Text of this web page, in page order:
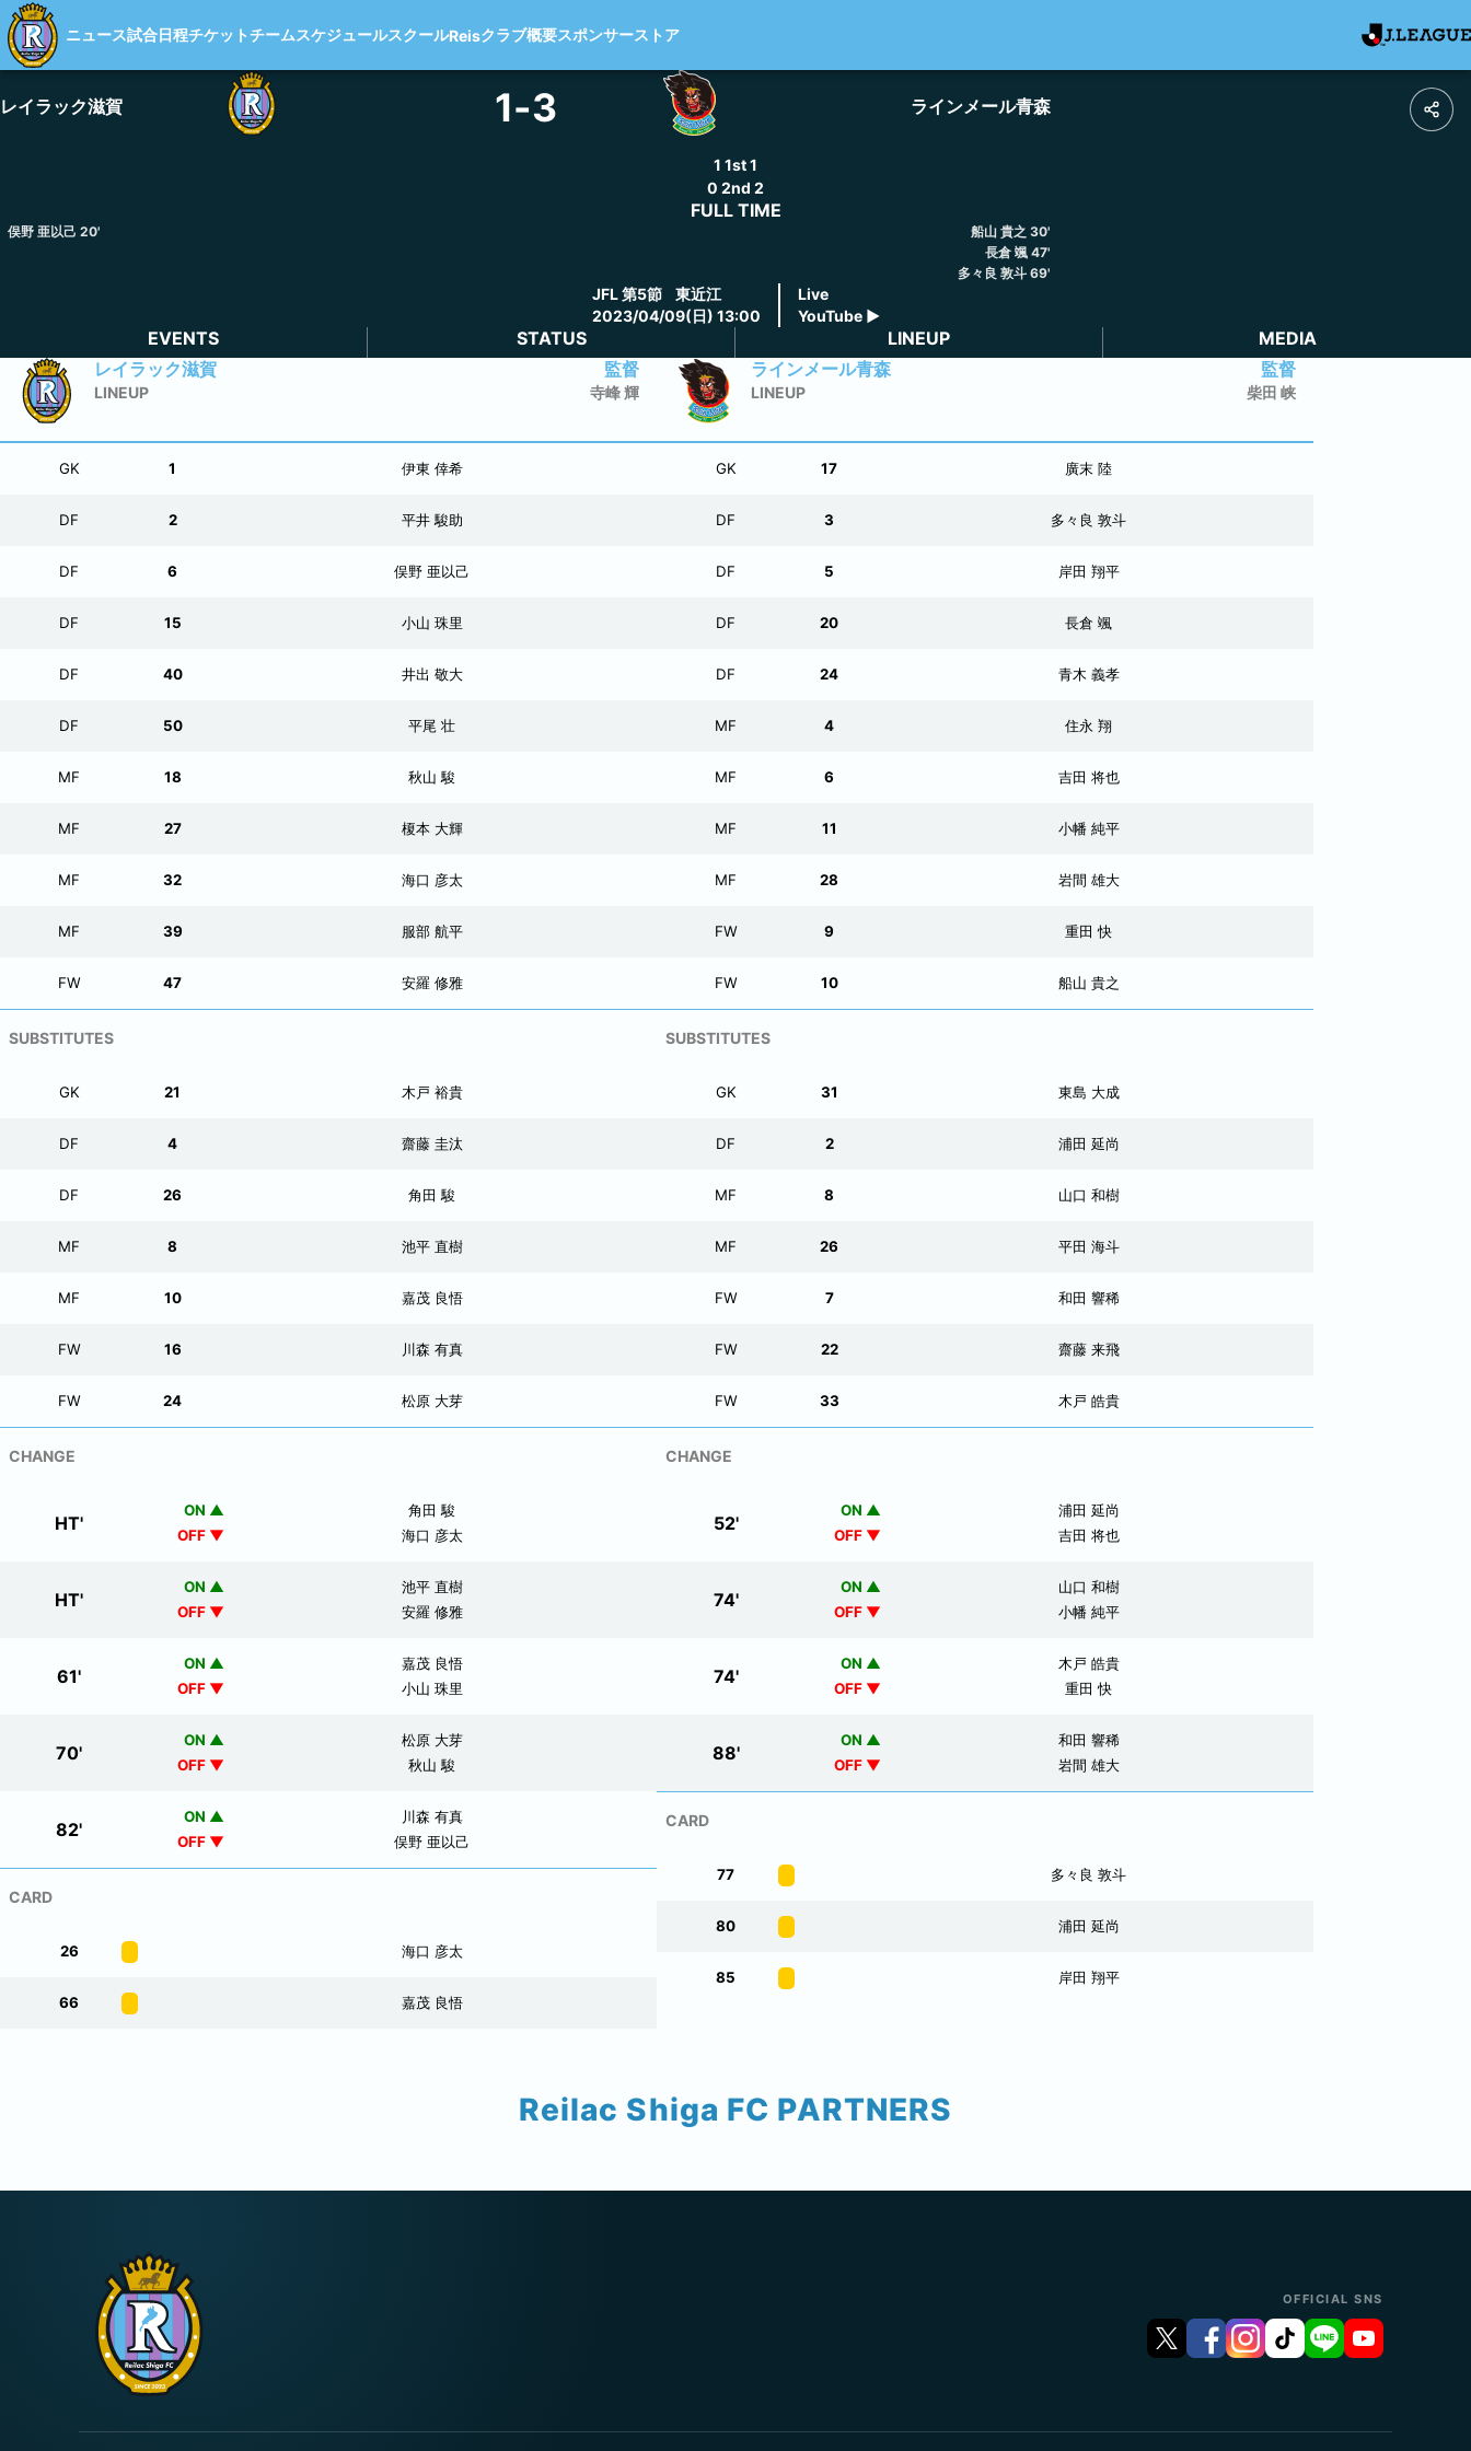
ニュース試合日程チケットチームスケジュールスクールReisクラブ概要スポンサーストア
レイラック滋賀 1-3 ラインメール青森
1 1st1
0 2nd 2
FULL TIME
俣野 亜以己 20' 船山 貴之 30'
長倉 颯 47'
多々良 敦斗 69'
JFL 第5節
東近江
2023/04/09(日) 13:00
Live
YouTube▶
EVENTS STATUS LINEUP
MEDIA
レイラック滋賀
LINEUP
監督
寺峰 輝
GK 1 伊東 倖希
DF 2 平井 駿助
DF 6 俣野 亜以己
DF 15 小山 珠里
DF 40 井出 敬大
DF 50 平尾 壮
MF 18 秋山 駿
MF 27 榎本 大輝
MF 32 海口 彦太
MF 39 服部 航平
FW 47 安羅 修雅
SUBSTITUTES
GK 21 木戸 裕貴
DF 4 齋藤 圭汰
DF 26 角田 駿
MF 8 池平 直樹
MF 10 嘉茂 良悟
FW 16 川森 有真
FW 24 松原 大芽
CHANGE
HT'
ON ▲
OFF ▼
角田 駿
海口 彦太
HT'
ON ▲
OFF ▼
池平 直樹
安羅 修雅
61'
ON ▲
OFF ▼
嘉茂 良悟
小山 珠里
70'
ON ▲
OFF ▼
松原 大芽
秋山 駿
82'
ON ▲
OFF ▼
川森 有真
俣野 亜以己
CARD
26 海口 彦太
66 嘉茂 良悟
ラインメール青森
LINEUP
監督
柴田 峡
GK 17 廣末 陸
DF 3 多々良 敦斗
DF 5 岸田 翔平
DF 20 長倉 颯
DF 24 青木 義孝
MF 4 住永 翔
MF 6 吉田 将也
MF 11 小幡 純平
MF 28 岩間 雄大
FW 9 重田 快
FW 10 船山 貴之
SUBSTITUTES
GK 31 東島 大成
DF 2 浦田 延尚
MF 8 山口 和樹
MF 26 平田 海斗
FW 7 和田 響稀
FW 22 齋藤 来飛
FW 33 木戸 皓貴
CHANGE
52'
ON ▲
OFF ▼
浦田 延尚
吉田 将也
74'
ON ▲
OFF ▼
山口 和樹
小幡 純平
74'
ON ▲
OFF ▼
木戸 皓貴
重田 快
88'
ON ▲
OFF ▼
和田 響稀
岩間 雄大
CARD
77 多々良 敦斗
80 浦田 延尚
85 岸田 翔平
Reilac Shiga FC PARTNERS
OFFICIAL SNS